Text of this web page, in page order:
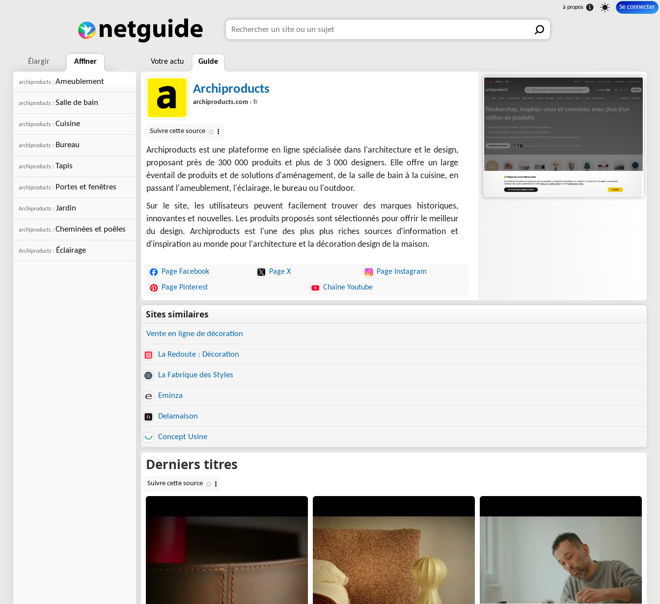
Se connecter
Élargir Affiner
archiproducts : Ameublement
archiproducts : Salle de bain
archiproducts : Cuisine
archiproducts : Bureau
archiproducts : Tapis
archiproducts : Portes et fenêtres
Archiproducts : Jardin
archiproducts : Cheminées et poêles
Archiproducts : Éclairage
Votre actu Guide
Archiproducts
archiproducts.com › fr
Archiproducts est une plateforme en ligne spécialisée dans l'architecture et le design,
proposant près de 300 000 produits et plus de 3 000 designers. Elle offre un large
éventail de produits et de solutions d'aménagement, de la salle de bain à la cuisine, en
passant l'ameublement, l'éclairage, le bureau ou l'outdoor.
Sur le site, les utilisateurs peuvent facilement trouver des marques historiques,
innovantes et nouvelles. Les produits proposés sont sélectionnés pour offrir le meilleur
du design. Archiproducts est l'une des plus plus riches sources d'information et
d'inspiration au monde pour l'architecture et la décoration design de la maison.
Page Facebook Page X
Page Instagram
Page Pinterest
Chaîne Youtube
Vente en ligne de décoration
La Redoute : Décoration
La Fabrique des Styles
Eminza
Delamaison
Concept Usine